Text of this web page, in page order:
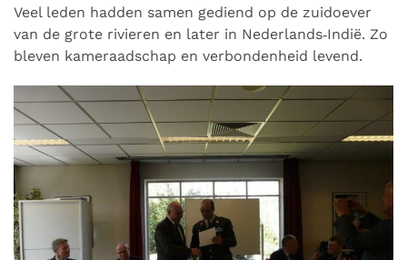
Veel leden hadden samen gediend op de zuidoever
van de grote rivieren en later in Nederlands‑Indië. Zo
bleven kameraadschap en verbondenheid levend.